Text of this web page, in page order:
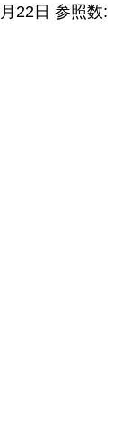
22日 参照数: